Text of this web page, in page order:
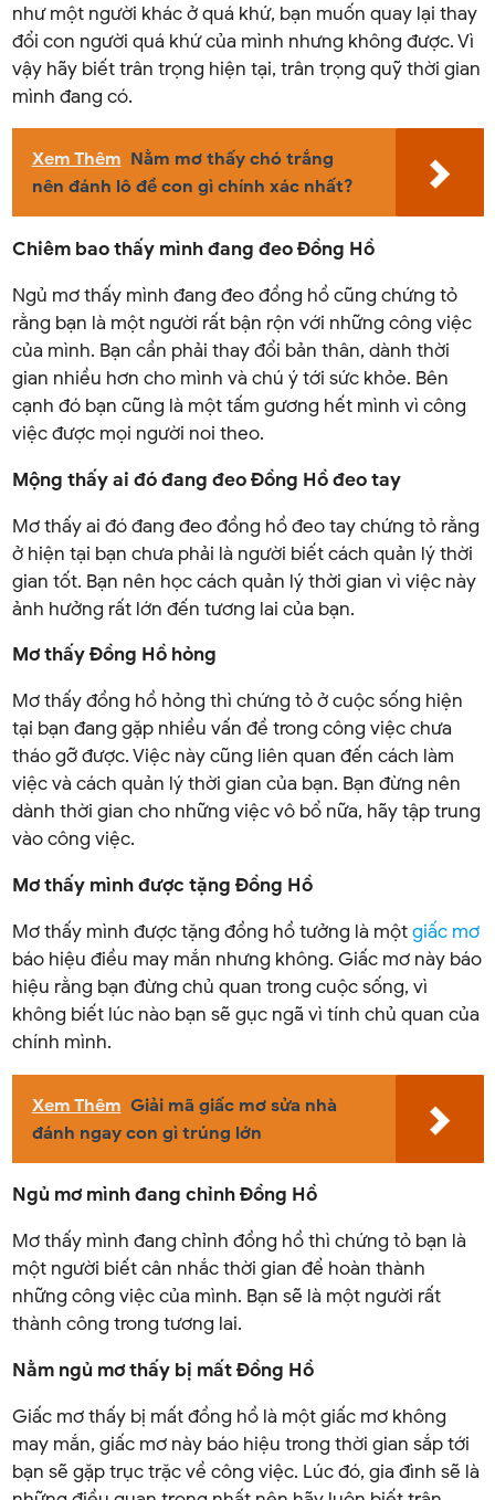
như một người khác ở quá khứ, bạn muốn quay lại thay
đổi con người quá khứ của mình nhưng không được. Vì
vậy hãy biết trân trọng hiện tại, trân trọng quỹ thời gian
mình đang có.
Xem Thêm Nằm mơ thấy chó trắng
nên đánh lô đề con gì chính xác nhất?
Chiêm bao thấy mình đang đeo Đồng Hồ
Ngủ mơ thấy mình đang đeo đồng hồ cũng chứng tỏ
rằng bạn là một người rất bận rộn với những công việc
của mình. Bạn cần phải thay đổi bản thân, dành thời
gian nhiều hơn cho mình và chú ý tới sức khỏe. Bên
cạnh đó bạn cũng là một tấm gương hết mình vì công
việc được mọi người noi theo.
Mộng thấy ai đó đang đeo Đồng Hồ đeo tay
Mơ thấy ai đó đang đeo đồng hồ đeo tay chứng tỏ rằng
ở hiện tại bạn chưa phải là người biết cách quản lý thời
gian tốt. Bạn nên học cách quản lý thời gian vì việc này
ảnh hưởng rất lớn đến tương lai của bạn.
Mơ thấy Đồng Hồ hỏng
Mơ thấy đồng hồ hỏng thì chứng tỏ ở cuộc sống hiện
tại bạn đang gặp nhiều vấn đề trong công việc chưa
tháo gỡ được. Việc này cũng liên quan đến cách làm
việc và cách quản lý thời gian của bạn. Bạn đừng nên
dành thời gian cho những việc vô bổ nữa, hãy tập trung
vào công việc.
Mơ thấy mình được tặng Đồng Hồ
Mơ thấy mình được tặng đồng hồ tưởng là mộtgiấc mơ
báo hiệu điều may mắn nhưng không. Giấc mơ này báo
hiệu rằng bạn đừng chủ quan trong cuộc sống, vì
không biết lúc nào bạn sẽ gục ngã vì tính chủ quan của
chính mình.
Xem Thêm Giải mã giấc mơ sửa nhà
đánh ngay con gì trúng lớn
Ngủ mơ mình đang chỉnh Đồng Hồ
Mơ thấy mình đang chỉnh đồng hồ thì chứng tỏ bạn là
một người biết cân nhắc thời gian để hoàn thành
những công việc của mình. Bạn sẽ là một người rất
thành công trong tương lai.
Nằm ngủ mơ thấy bị mất Đồng Hồ
Giấc mơ thấy bị mất đồng hồ là một giấc mơ không
may mắn, giấc mơ này báo hiệu trong thời gian sắp tới
bạn sẽ gặp trục trặc về công việc. Lúc đó, gia đình sẽ là